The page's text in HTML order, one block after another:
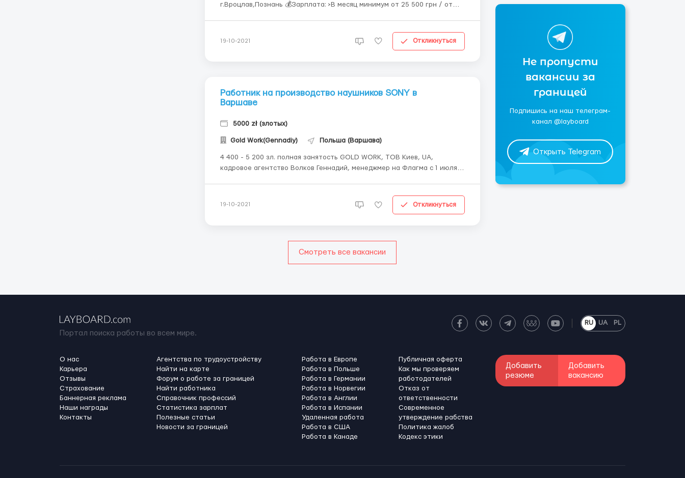
г.Вроцлав,Познань 💰Зарплата: >В месяц минимум от 25 500 грн / от
19-10-2021 Откликнуться
Работник на производство наушников SONY в
Варшаве
5000 zł (злотых)
Gold Work(Gennadiy) Польша (Варшава)
4 400 - 5 200 зл. полная занятость GOLD WORK, ТОВ Киев, UA,
кадровое агентство Волков Геннадий, менеджмер на Флагма с 1 июля
19-10-2021 Откликнуться
Смотреть все вакансии
Не пропусти
вакансии за
границей
Подпишись на наш телеграм-
канал @layboard
Открыть Telegram
Портал поиска работы во всем мире.
RU UA PL
О нас
Карьера
Отзывы
Страхование
Баннерная реклама
Наши награды
Контакты
Агентства по трудоустройству
Найти на карте
Форум о работе за границей
Найти работника
Справочник профессий
Статистика зарплат
Полезные статьи
Новости за границей
Работа в Европе
Работа в Польше
Работа в Германии
Работа в Норвегии
Работа в Англии
Работа в Испании
Удаленная работа
Работа в США
Работа в Канадe
Публичная оферта
Как мы проверяем
работодателей
Отказ от
ответственности
Современное
утверждение рабства
Политика жалоб
Кодекс этики
Добавить
резюме
Добавить
вакансию